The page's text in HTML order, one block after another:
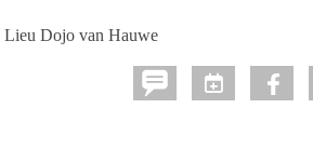
Lieu Dojo van Hauwe